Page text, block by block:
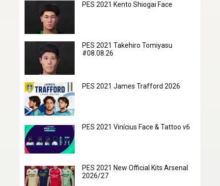
PES 2021 Kento Shiogai Face
PES 2021 Takehiro Tomiyasu
#08.08.26
PES 2021 James Trafford 2026
PES 2021 Vinícius Face & Tattoo v6
PES 2021 New Official Kits Arsenal
2026/27